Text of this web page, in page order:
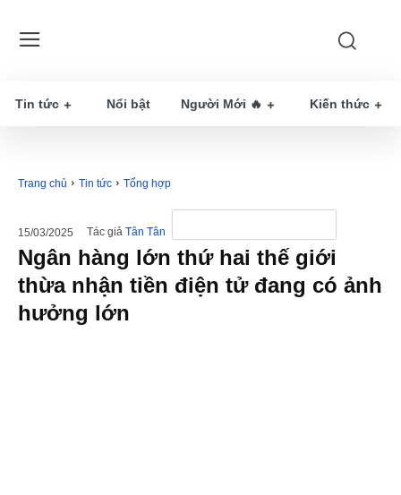
Tin tức Nổi bật Người Mới 🔥 Kiến thức
Trang chủ Tin tức Tổng hợp
15/03/2025 Tác giả Tân Tân
Ngân hàng lớn thứ hai thế giới
thừa nhận tiền điện tử đang có ảnh
hưởng lớn